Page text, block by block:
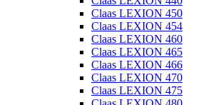
Claas LEXION 450
Claas LEXION 454
Claas LEXION 460
Claas LEXION 465
Claas LEXION 466
Claas LEXION 470
Claas LEXION 475